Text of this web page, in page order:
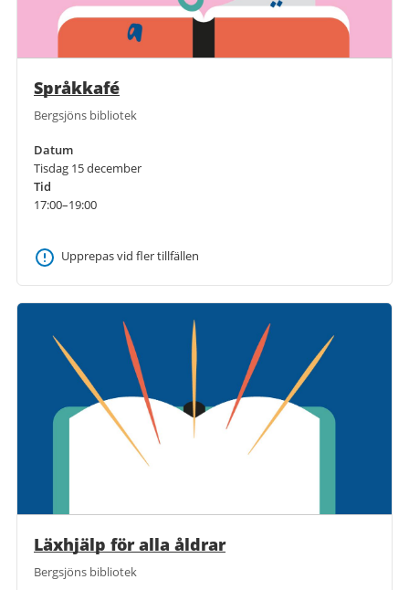
Språkkafé
Bergsjöns bibliotek
Datum
Tisdag 15 december
Tid
17:00–19:00
Upprepas vid fler tillfällen
Läxhjälp för alla åldrar
Bergsjöns bibliotek